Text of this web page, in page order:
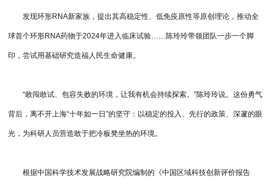
发现环形RNA新家族，提出其高稳定性、低免疫原性等原创理论，推动全
球首个环形RNA药物于2024年进入临床试验……陈玲玲带领团队一步一个脚
印，尝试用基础研究造福人民生命健康。
“敢闯敢试、包容失败的环境，让我有机会持续探索。”陈玲玲说。这份勇气
背后，离不开上海“十年如一日”的坚守：以稳定的投入、先行的政策、深邃的眼
光，为科研人员营造敢于把冷板凳坐热的环境。
根据中国科学技术发展战略研究院编制的《中国区域科技创新评价报告